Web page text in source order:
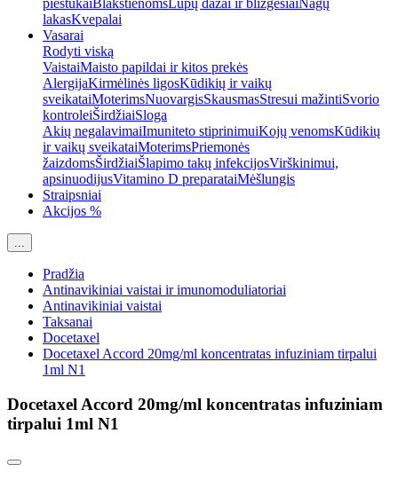
pieštukai Blakstienoms Lūpų dažai ir blizgesiai Nagų
lakasKvepalai
Vasarai
Rodyti viską
VaistaiMaisto papildai ir kitos prekės
AlergijaKirmėlinės ligosKūdikių ir vaikų
sveikataiMoterimsNuovargisSkausmasStresui mažintiSvorio
kontroleiŠirdžiaiSloga
Akių negalavimaiImuniteto stiprinimuiKojų venomsKūdikių
ir vaikų sveikataiMoterimsPriemonės
žaizdomsŠirdžiaiŠlapimo takų infekcijosVirškinimui,
apsinuodijusVitamino D preparataiMėšlungis
Straipsniai
Akcijos %
...
Pradžia
Antinavikiniai vaistai ir imunomoduliatoriai
Antinavikiniai vaistai
Taksanai
Docetaxel
Docetaxel Accord 20mg/ml koncentratas infuziniam tirpalui
1ml N1
Docetaxel Accord 20mg/ml koncentratas infuziniam
tirpalui 1ml N1